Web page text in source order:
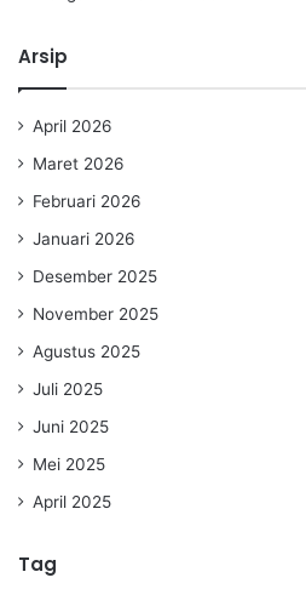
Arsip
April 2026
Maret 2026
Februari 2026
Januari 2026
Desember 2025
November 2025
Agustus 2025
Juli 2025
Juni 2025
Mei 2025
April 2025
Tag